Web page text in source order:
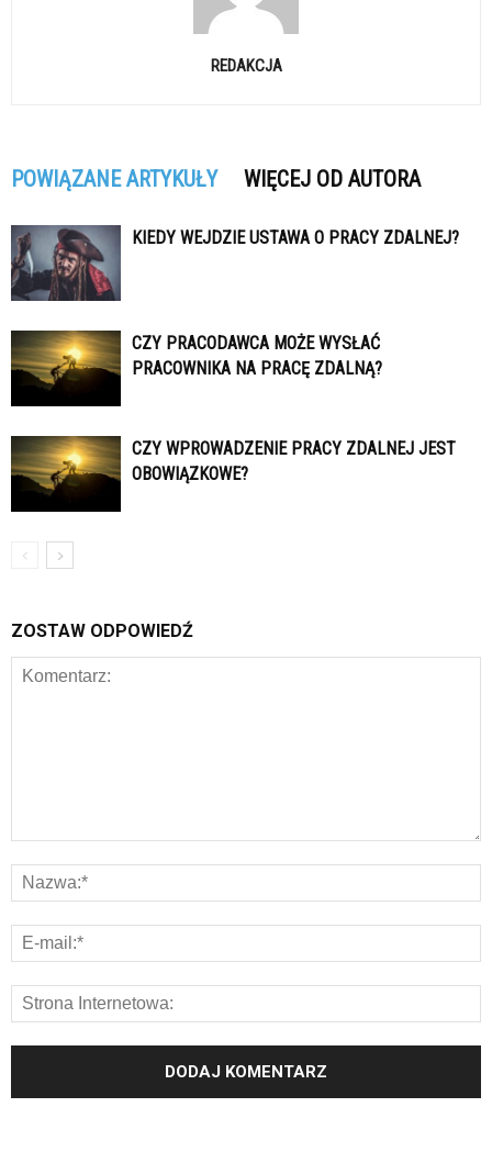
REDAKCJA
POWIĄZANE ARTYKUŁY WIĘCEJ OD AUTORA
KIEDY WEJDZIE USTAWA O PRACY ZDALNEJ?
CZY PRACODAWCA MOŻE WYSŁAĆ
PRACOWNIKA NA PRACĘ ZDALNĄ?
CZY WPROWADZENIE PRACY ZDALNEJ JEST
OBOWIĄZKOWE?
ZOSTAW ODPOWIEDŹ